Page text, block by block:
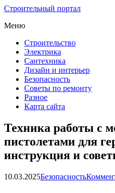
Строительный портал
Меню
Строительство
Электрика
Сантехника
Дизайн и интерьер
Безопасность
Советы по ремонту
Разное
Карта сайта
Техника работы с
пистолетами для
инструкция и
10.03.2025Безопасность